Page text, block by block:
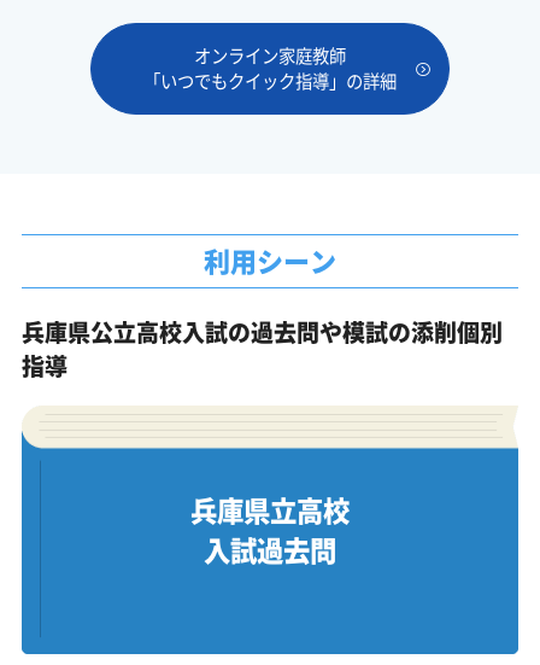
オンライン家庭教師
「いつでもクイック指導」の詳細
利用シーン
兵庫県公立高校入試の過去問や模試の添削個別
指導
兵庫県立高校
入試過去問